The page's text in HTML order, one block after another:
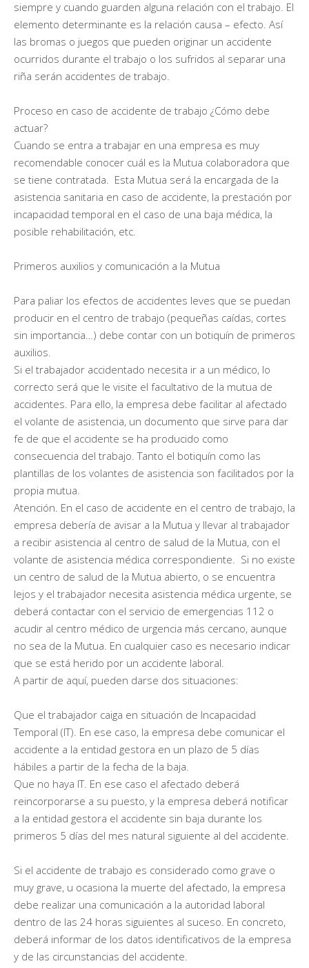
siempre y cuando guarden alguna relación con el trabajo. El
elemento determinante es la relación causa – efecto. Así
las bromas o juegos que pueden originar un accidente
ocurridos durante el trabajo o los sufridos al separar una
riña serán accidentes de trabajo.
Proceso en caso de accidente de trabajo ¿Cómo debe
actuar?
Cuando se entra a trabajar en una empresa es muy
recomendable conocer cuál es la Mutua colaboradora que
se tiene contratada. Esta Mutua será la encargada de la
asistencia sanitaria en caso de accidente, la prestación por
incapacidad temporal en el caso de una baja médica, la
posible rehabilitación, etc.
Primeros auxilios y comunicación a la Mutua
Para paliar los efectos de accidentes leves que se puedan
producir en el centro de trabajo (pequeñas caídas, cortes
sin importancia…) debe contar con un botiquín de primeros
auxilios.
Si el trabajador accidentado necesita ir a un médico, lo
correcto será que le visite el facultativo de la mutua de
accidentes. Para ello, la empresa debe facilitar al afectado
el volante de asistencia, un documento que sirve para dar
fe de que el accidente se ha producido como
consecuencia del trabajo. Tanto el botiquín como las
plantillas de los volantes de asistencia son facilitados por la
propia mutua.
Atención. En el caso de accidente en el centro de trabajo, la
empresa debería de avisar a la Mutua y llevar al trabajador
a recibir asistencia al centro de salud de la Mutua, con el
volante de asistencia médica correspondiente. Si no existe
un centro de salud de la Mutua abierto, o se encuentra
lejos y el trabajador necesita asistencia médica urgente, se
deberá contactar con el servicio de emergencias 112 o
acudir al centro médico de urgencia más cercano, aunque
no sea de la Mutua. En cualquier caso es necesario indicar
que se está herido por un accidente laboral.
A partir de aquí, pueden darse dos situaciones:
Que el trabajador caiga en situación de Incapacidad
Temporal (IT). En ese caso, la empresa debe comunicar el
accidente a la entidad gestora en un plazo de 5 días
hábiles a partir de la fecha de la baja.
Que no haya IT. En ese caso el afectado deberá
reincorporarse a su puesto, y la empresa deberá notificar
a la entidad gestora el accidente sin baja durante los
primeros 5 días del mes natural siguiente al del accidente.
Si el accidente de trabajo es considerado como grave o
muy grave, u ocasiona la muerte del afectado, la empresa
debe realizar una comunicación a la autoridad laboral
dentro de las 24 horas siguientes al suceso. En concreto,
deberá informar de los datos identificativos de la empresa
y de las circunstancias del accidente.